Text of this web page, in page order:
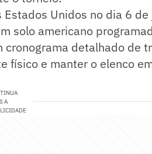
Unidos no dia 6 de
solo americano
detalhado de
físico e manter o elenco
A